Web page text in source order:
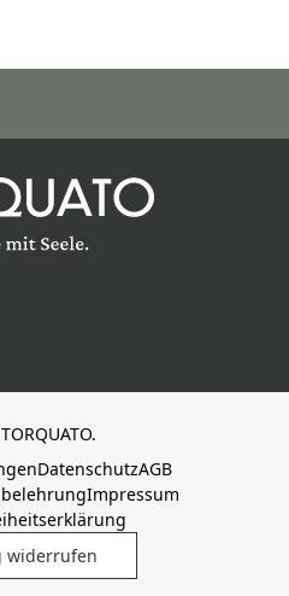
DatenschutzAGB
Impressum
widerrufen